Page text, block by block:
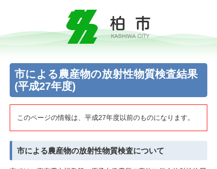
市による農産物の放射性物質検査結果
(平成27年度)
このページの情報は、平成27年度以前のものになります。
市による農産物の放射性物質検査について